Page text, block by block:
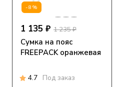
-8%
1 135 ₽ 1 235 ₽
Сумка на пояс
FREEPACK оранжевая
4.7 Под заказ